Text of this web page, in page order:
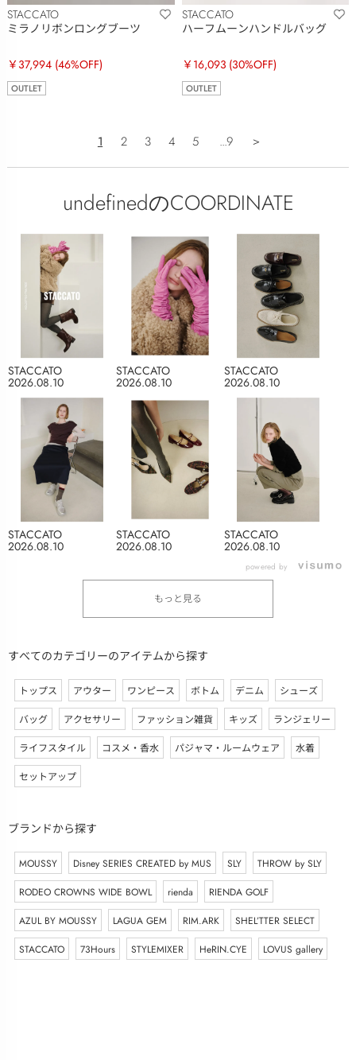
STACCATO
ミラノリボンロングブーツ
￥37,994 (46%OFF)
OUTLET
STACCATO
ハーフムーンハンドルバッグ
￥16,093 (30%OFF)
OUTLET
1 2 3 4 5 ...9 ＞
undefinedのCOORDINATE
2026.08.10
STACCATO
2026.08.10
STACCATO
2026.08.10
STACCATO
2026.08.10
STACCATO
2026.08.10
STACCATO
2026.08.10
STACCATO
powered by
もっと見る
すべてのカテゴリーのアイテムから探す
トップス アウター ワンピース ボトム デニム
シューズ
バッグ
アクセサリー ファッション雑貨 キッズ
ランジェリー
ライフスタイル
コスメ・香水 パジャマ・ルームウェア
水着
セットアップ
ブランドから探す
MOUSSY Disney SERIES CREATED by MUS SLY
THROW by SLY
RODEO CROWNS WIDE BOWL
rienda
RIENDA GOLF
AZUL BY MOUSSY
LAGUA GEM RIM.ARK
SHEL’TTER SELECT
STACCATO
73Hours STYLEMIXER HeRIN.CYE LOVUS gallery